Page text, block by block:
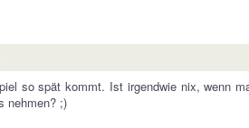
so spät kommt. Ist irgendwie nix, wenn
nehmen? ;)